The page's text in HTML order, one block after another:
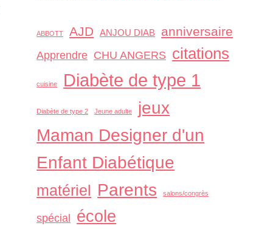
ABBOTT AJD ANJOU DIAB anniversaire
Apprendre CHU ANGERS citations
cuisine Diabète de type 1
Diabète de type 2 Jeune adulte
jeux
Maman Designer d'un
Enfant Diabétique
matériel Parents salons/congrès
spécial école